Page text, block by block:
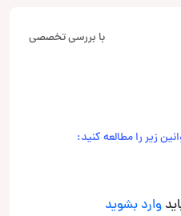
با بررسی تخصصی
زیر را مطالعه کنید:
وارد بشوید